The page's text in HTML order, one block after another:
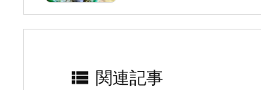
 関連記事